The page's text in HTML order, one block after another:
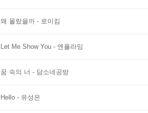
왜 몰랐을까 - 로이킴
Let Me Show You - 엔플라잉
꿈 속의 너 - 담소네공방
Hello - 유성은